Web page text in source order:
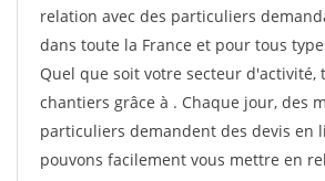
relation avec des particuliers
dans toute la France et pour tous
Quel que soit votre secteur d'activité,
chantiers grâce à . Chaque jour, des
particuliers demandent des devis en
pouvons facilement vous mettre en